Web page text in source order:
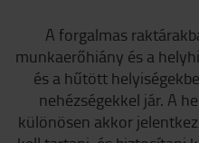
A forgalmas
munkaerőhiány és a
és a hűtött
nehézségekkel jár. A
különösen akkor